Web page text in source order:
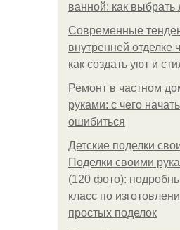
ванной: как выбрать
Современные
внутренней отделке
как создать уют и
Ремонт в частном
руками: с чего
ошибиться
Детские поделки
Поделки своими
(120 фото):
класс по
простых поделок